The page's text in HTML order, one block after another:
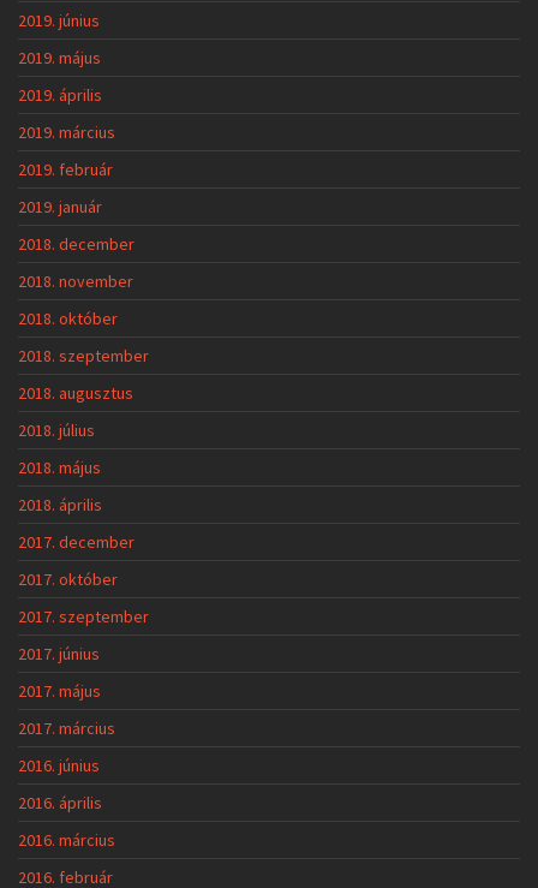
2019. június
2019. május
2019. április
2019. március
2019. február
2019. január
2018. december
2018. november
2018. október
2018. szeptember
2018. augusztus
2018. július
2018. május
2018. április
2017. december
2017. október
2017. szeptember
2017. június
2017. május
2017. március
2016. június
2016. április
2016. március
2016. február